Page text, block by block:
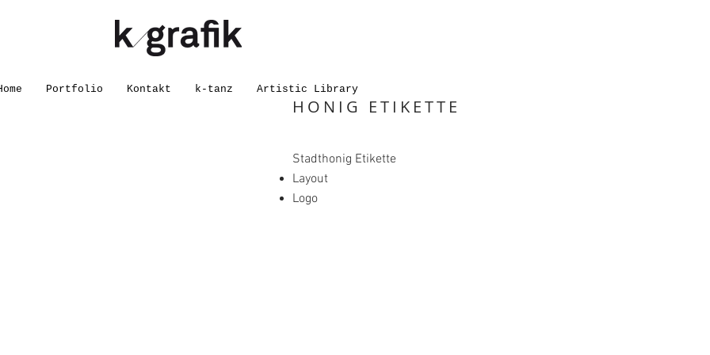
Portfolio Kontakt k-tanz Artistic Library
HONIG ETIKETTE
Stadthonig Etikette
Layout
Logo